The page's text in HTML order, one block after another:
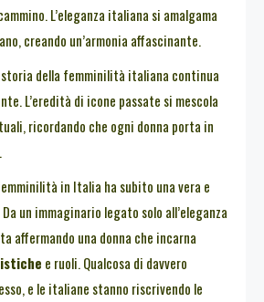
L’eleganza italiana si amalgama
creando un’armonia affascinante.
storia della femminilità italiana continua
L’eredità di icone passate si mescola
ricordando che ogni donna porta in
in Italia ha subito una vera e
Da un immaginario legato solo all’eleganza
affermando una donna che incarna
e ruoli. Qualcosa di davvero
e le italiane stanno riscrivendo le